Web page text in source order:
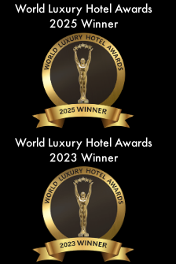
World Luxury Hotel Awards
2025 Winner
World Luxury Hotel Awards
2023 Winner